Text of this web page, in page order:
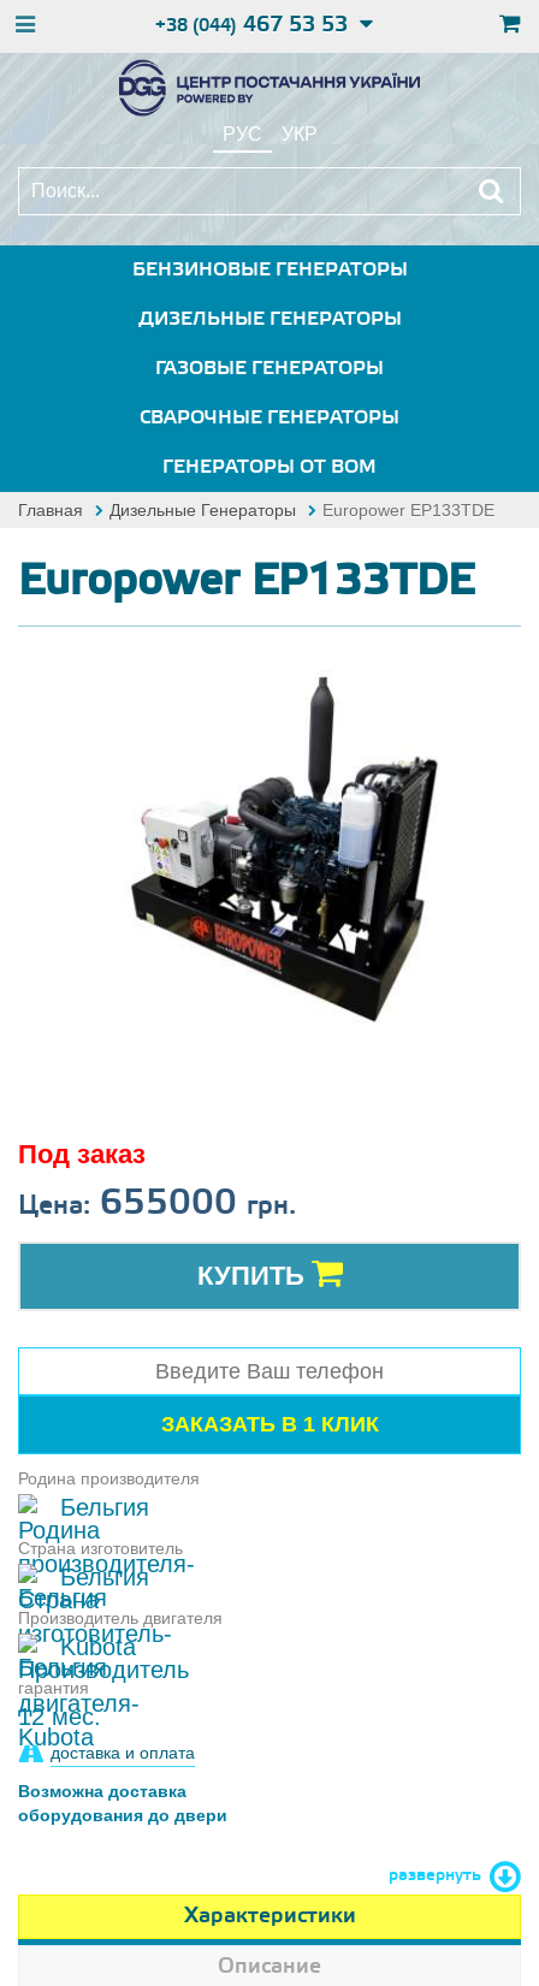
+38 (044) 467 53 53
РУС УКР
БЕНЗИНОВЫЕ ГЕНЕРАТОРЫ
ДИЗЕЛЬНЫЕ ГЕНЕРАТОРЫ
ГАЗОВЫЕ ГЕНЕРАТОРЫ
СВАРОЧНЫЕ ГЕНЕРАТОРЫ
ГЕНЕРАТОРЫ ОТ ВОМ
Главная Дизельные Генераторы Europower EP133TDE
Europower EP133TDE
Под заказ
Цена: 655000 грн.
КУПИТЬ
Родина производителя
Бельгия
Страна изготовитель
Бельгия
Производитель двигателя
Kubota
гарантия
12 мес.
доставка и оплата
Возможна доставка
оборудования до двери
развернуть
Характеристики
Описание